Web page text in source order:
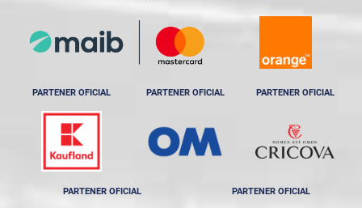
PARTENER OFICIAL PARTENER OFICIAL PARTENER OFICIAL
PARTENER OFICIAL PARTENER OFICIAL